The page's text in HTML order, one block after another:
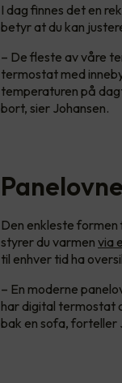
I dag finnes det en
betyr at du kan
– De fleste av våre
termostat med
temperaturen på
bort, sier Johansen.
Den enkleste
styrer du varmen via
til enhver tid ha
– En moderne
har digital termostat
bak en sofa, forteller